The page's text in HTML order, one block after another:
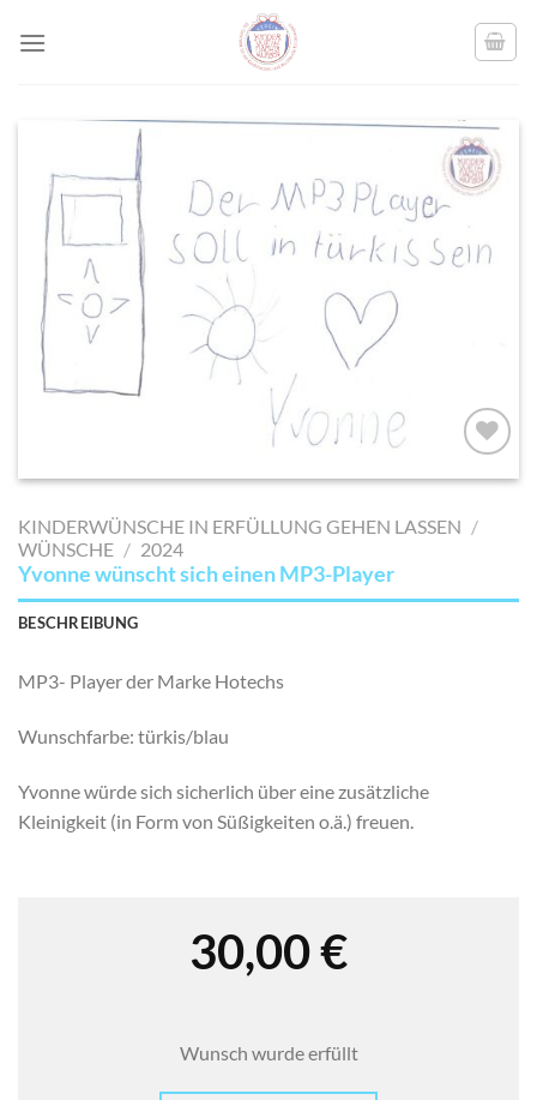
AUF MEINE
SETZEN
KINDERWÜNSCHE IN ERFÜLLUNG GEHEN LASSEN /
WÜNSCHE / 2024
Yvonne wünscht sich einen MP3-Player
BESCHREIBUNG
MP3- Player der Marke Hotechs
Wunschfarbe: türkis/blau
Yvonne würde sich sicherlich über eine zusätzliche
Kleinigkeit (in Form von Süßigkeiten o.ä.) freuen.
30,00€
Wunsch wurde erfüllt